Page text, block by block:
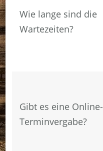
Wie lange sind die
Wartezeiten?
Gibt es eine Online-
Terminvergabe?